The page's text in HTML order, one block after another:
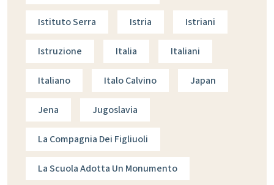
Istituto Serra Istria Istriani
Istruzione Italia Italiani
Italiano Italo Calvino Japan
Jena Jugoslavia
La Compagnia Dei Figliuoli
La Scuola Adotta Un Monumento